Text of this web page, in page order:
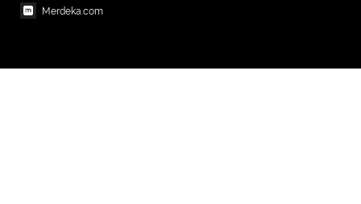
Merdeka.com